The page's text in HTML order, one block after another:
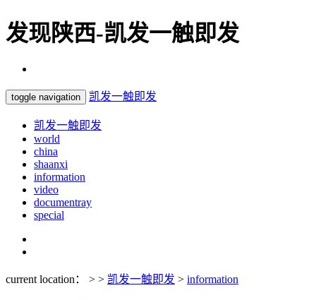
发现陕西-凯发一触即发
toggle navigation 凯发一触即发
凯发一触即发
world
china
shaanxi
information
video
documentray
special
current location： > > 凯发一触即发 > information